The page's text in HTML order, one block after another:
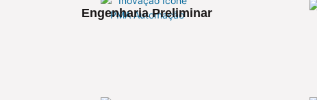
Engenharia Preliminar